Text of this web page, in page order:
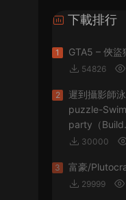
下載排行
1 GTA5 – 俠
54826
2
遲到攝影師
puzzle-
party（
30000
3 富豪/
29999